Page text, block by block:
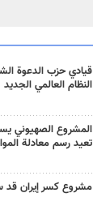
قيادي حزب الدعوة
النظام العالمي الجديد
المشروع الصهيوني
تعيد رسم معادلة
مشروع كسر إيران